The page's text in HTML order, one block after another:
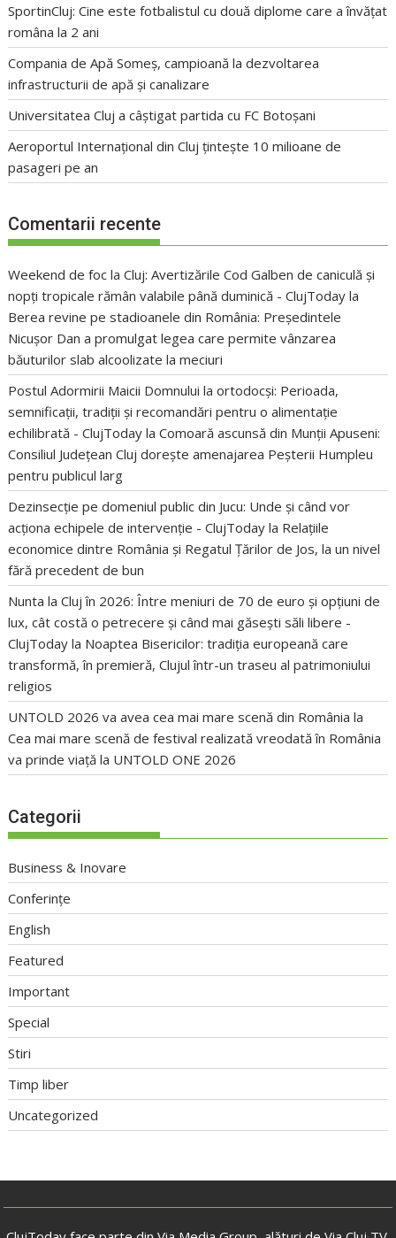
SportinCluj: Cine este fotbalistul cu două diplome care a învățat
româna la 2 ani
Compania de Apă Someș, campioană la dezvoltarea
infrastructurii de apă și canalizare
Universitatea Cluj a câștigat partida cu FC Botoșani
Aeroportul Internațional din Cluj țintește 10 milioane de
pasageri pe an
Comentarii recente
Weekend de foc la Cluj: Avertizările Cod Galben de caniculă și
nopți tropicale rămân valabile până duminică - ClujToday la
Berea revine pe stadioanele din România: Președintele
Nicușor Dan a promulgat legea care permite vânzarea
băuturilor slab alcoolizate la meciuri
Postul Adormirii Maicii Domnului la ortodocși: Perioada,
semnificații, tradiții și recomandări pentru o alimentație
echilibrată - ClujToday laComoară ascunsă din Munții Apuseni:
Consiliul Județean Cluj dorește amenajarea Peșterii Humpleu
pentru publicul larg
Dezinsecție pe domeniul public din Jucu: Unde și când vor
acționa echipele de intervenție - ClujToday la Relațiile
economice dintre România și Regatul Țărilor de Jos, la un nivel
fără precedent de bun
Nunta la Cluj în 2026: Între meniuri de 70 de euro și opțiuni de
lux, cât costă o petrecere și când mai găsești săli libere -
ClujToday la Noaptea Bisericilor: tradiția europeană care
transformă, în premieră, Clujul într-un traseu al patrimoniului
religios
UNTOLD 2026 va avea cea mai mare scenă din România la
Cea mai mare scenă de festival realizată vreodată în România
va prinde viață la UNTOLD ONE 2026
Categorii
Business & Inovare
Conferințe
English
Featured
Important
Special
Stiri
Timp liber
Uncategorized